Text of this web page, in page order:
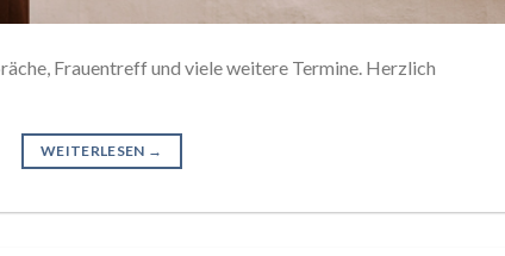
Frauentreff und viele weitere Termine. Herzlich
WEITERLESEN →